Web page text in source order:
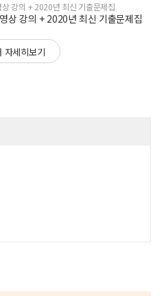
상 강의 + 2020년 최신 기출문제집
상 강의 + 2020년 최신 기출문제집
자세히보기